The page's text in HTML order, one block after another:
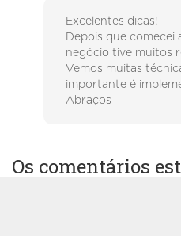
Excelentes dicas!
Depois que comecei
negócio tive muitos
Vemos muitas
importante é
Abraços
Os comentários